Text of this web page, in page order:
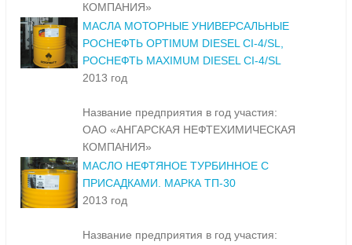
КОМПАНИЯ»
МАСЛА МОТОРНЫЕ УНИВЕРСАЛЬНЫЕ
РОСНЕФТЬ OPTIMUM DIESEL CI-4/SL,
РОСНЕФТЬ MAXIMUM DIESEL CI-4/SL
2013 год
Название предприятия в год участия:
ОАО «АНГАРСКАЯ НЕФТЕХИМИЧЕСКАЯ
КОМПАНИЯ»
МАСЛО НЕФТЯНОЕ ТУРБИННОЕ С
ПРИСАДКАМИ. МАРКА ТП-30
2013 год
Название предприятия в год участия: